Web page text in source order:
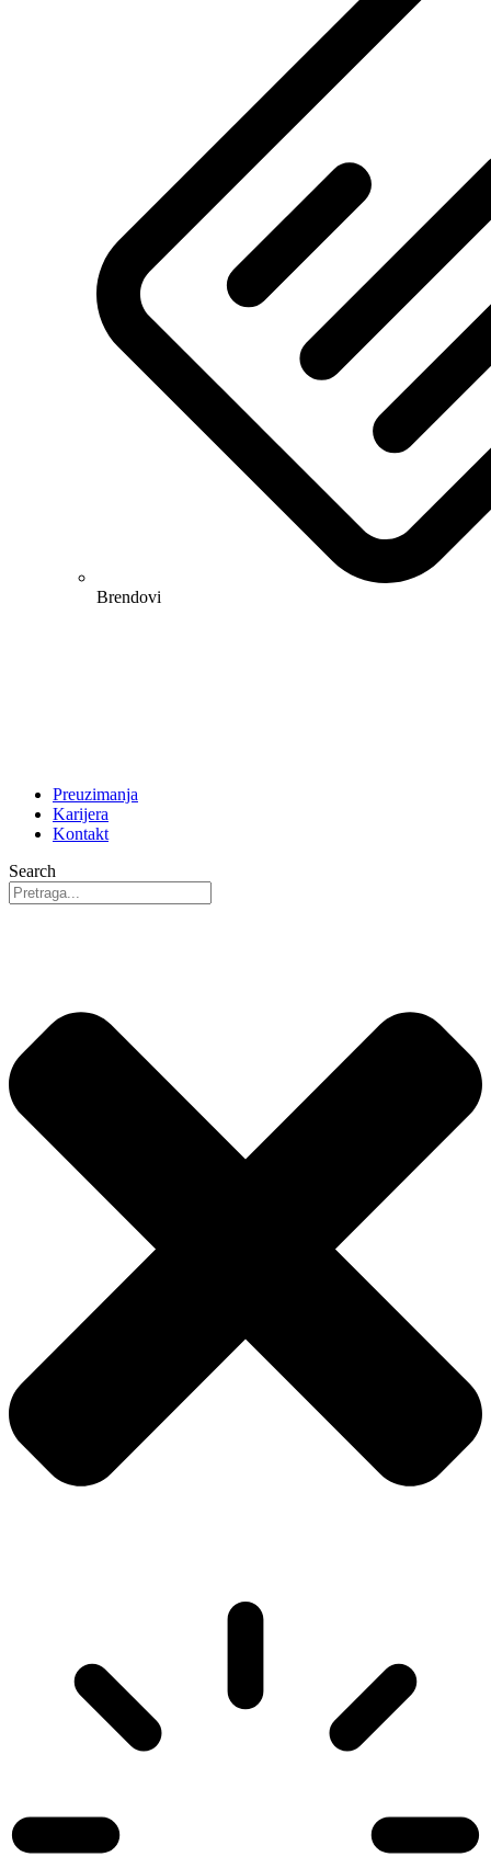
Brendovi
Preuzimanja
Karijera
Kontakt
Search